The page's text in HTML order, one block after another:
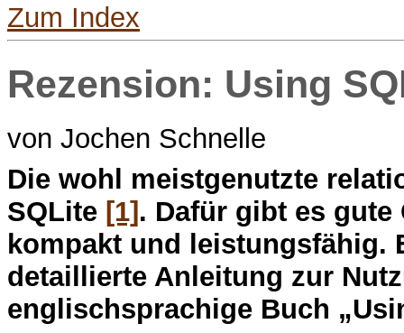
Zum Index
Rezension: Using
von Jochen Schnelle
Die wohl meistgenutzte
SQLite [1] . Dafür gibt es
kompakt und leistungsfähig.
detaillierte Anleitung zur
englischsprachige Buch